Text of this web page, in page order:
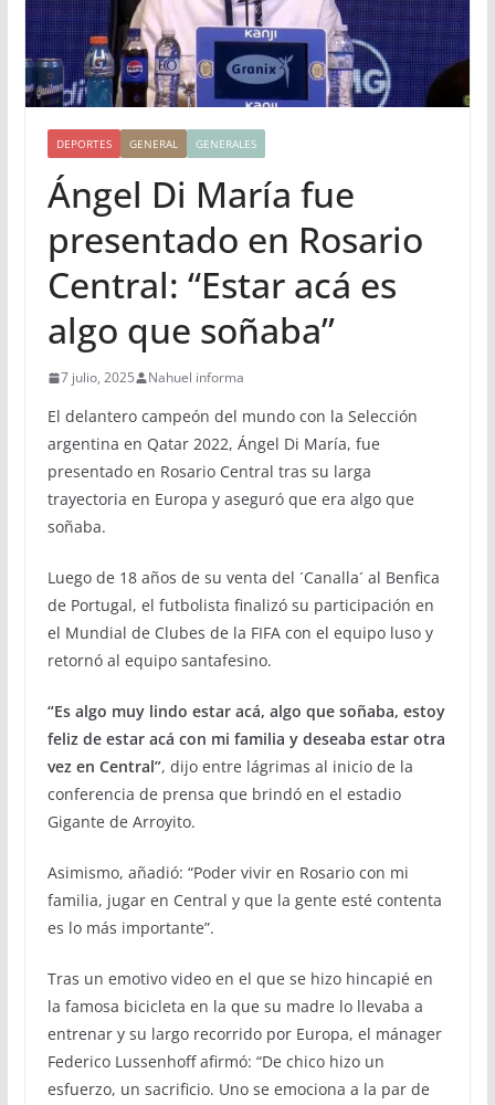
DEPORTES GENERAL GENERALES
Ángel Di María fue
presentado en Rosario
Central: “Estar acá es
algo que soñaba”
7 julio, 2025 Nahuel informa
El delantero campeón del mundo con la Selección
argentina en Qatar 2022, Ángel Di María, fue
presentado en Rosario Central tras su larga
trayectoria en Europa y aseguró que era algo que
soñaba.
Luego de 18 años de su venta del ´Canalla´ al Benfica
de Portugal, el futbolista finalizó su participación en
el Mundial de Clubes de la FIFA con el equipo luso y
retornó al equipo santafesino.
“Es algo muy lindo estar acá, algo que soñaba, estoy
feliz de estar acá con mi familia y deseaba estar otra
vez en Central”, dijo entre lágrimas al inicio de la
conferencia de prensa que brindó en el estadio
Gigante de Arroyito.
Asimismo, añadió: “Poder vivir en Rosario con mi
familia, jugar en Central y que la gente esté contenta
es lo más importante”.
Tras un emotivo video en el que se hizo hincapié en
la famosa bicicleta en la que su madre lo llevaba a
entrenar y su largo recorrido por Europa, el mánager
Federico Lussenhoff afirmó: “De chico hizo un
esfuerzo, un sacrificio. Uno se emociona a la par de